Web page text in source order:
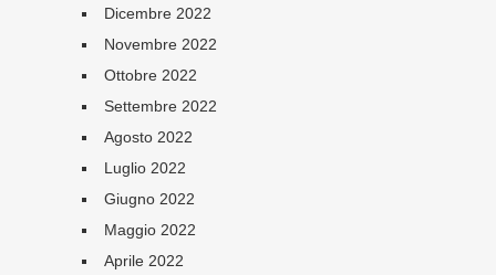
Dicembre 2022
Novembre 2022
Ottobre 2022
Settembre 2022
Agosto 2022
Luglio 2022
Giugno 2022
Maggio 2022
Aprile 2022